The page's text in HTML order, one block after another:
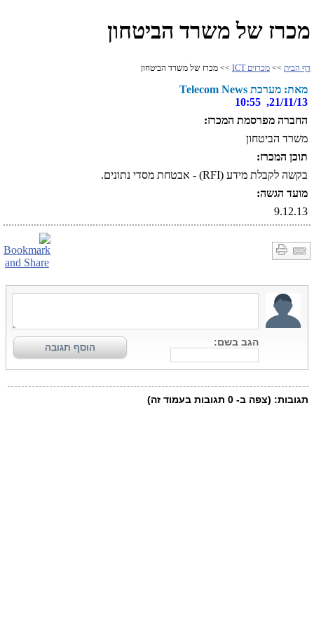
מכרז של משרד הביטחון
דף הבית >> מכרזים ICT >> מכרז של משרד הביטחון
מאת: מערכת Telecom News
21/11/13, 10:55
החברה מפרסמת המכרז:
משרד הביטחון
תוכן המכרז:
בקשה לקבלת מידע (RFI) - אבטחת מסדי נתונים.
מועד הגשה:
9.12.13